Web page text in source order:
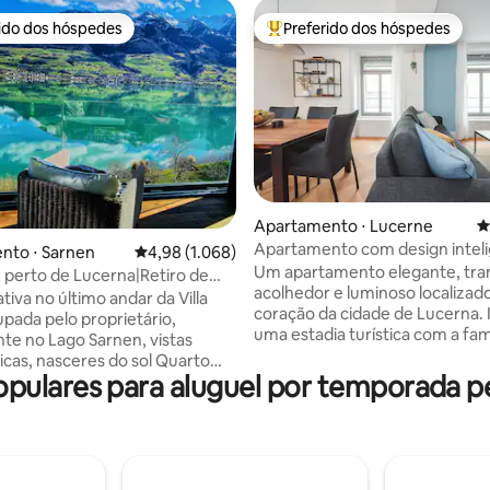
de 5, 451 avaliações
preferidos dos hóspedes
dos hóspedes
⋅ Sarnen 4,98 de uma avaliação média de 5, 1.068
4,98 (1.068)
perto de Lucerna|Retiro de
do lago
no último andar da Villa
pelo proprietário,
no Lago Sarnen, vistas
nasceres do sol Quarto
cinema em casa, sala
cozinha grande e banheiro
Entre os melhores preferidos
Preferido dos hóspedes
Apartamento ⋅ Lucerne
Apartamento com design
coração do centro turístico
Um apartamento elegante,
acolhedor e luminoso
coração da cidade de Lucerna.
uma estadia turística com a
viagem de negócios ou para
prolongada à beira do Lago
do ponto de partida dos
para aluguel por temporada